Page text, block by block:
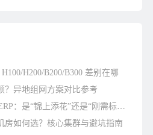
H200/B200/B300 差别在哪
？异地组网方案对比参考
办公室专线直连AWS云端ERP：是“锦上添花”还是“刚需标配”？
房如何选？核心集群与避坑指南